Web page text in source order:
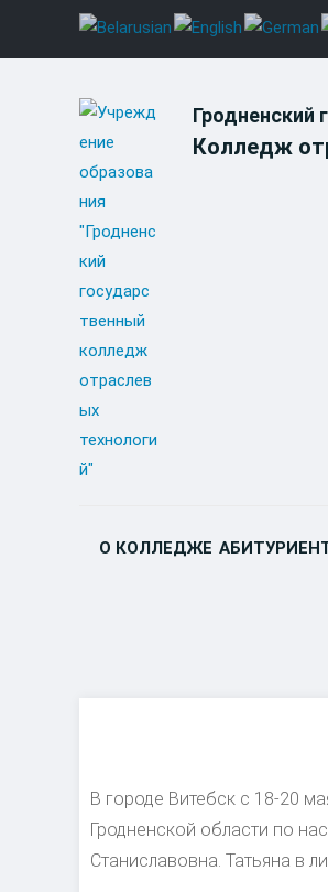
Гродненский
Колледж
О КОЛЛЕДЖЕ
В городе Витебск с 18-20
Гродненской области по
Станиславовна. Татьяна в